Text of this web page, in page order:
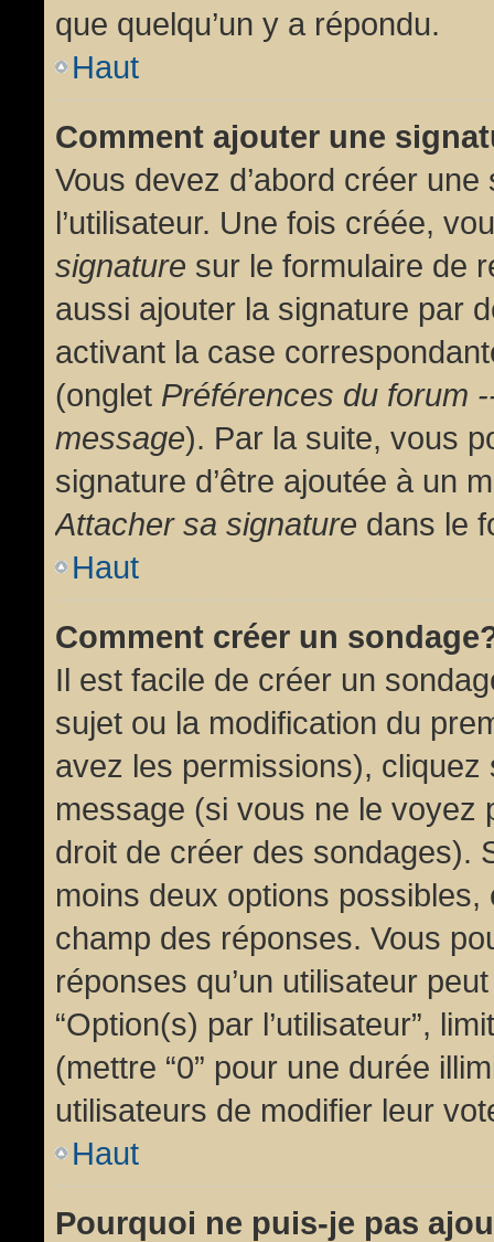
que quelqu’un y a répondu.
Haut
Comment ajouter une
Vous devez d’abord créer
l’utilisateur. Une fois créée,
signature sur le formulaire de
aussi ajouter la signature par
activant la case
(onglet Préférences du forum
message). Par la suite, vous
signature d’être ajoutée à un
Attacher sa signature dans le
Haut
Comment créer un
Il est facile de créer un
sujet ou la modification du
avez les permissions), cliquez
message (si vous ne le voyez
droit de créer des sondages).
moins deux options
champ des réponses. Vous
réponses qu’un utilisateur
“Option(s) par l’utilisateur”,
(mettre “0” pour une durée
utilisateurs de modifier leur
Haut
Pourquoi ne puis-je pas